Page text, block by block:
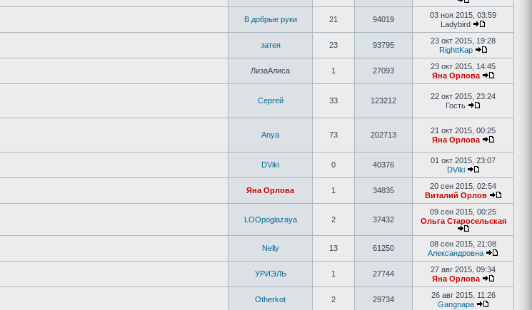
В добрые руки 21 94019
03 ноя 2015, 03:59
Ladybird
затея 23 93795
23 окт 2015, 19:28
RighttKap
ЛизаАлиса 1 27093
23 окт 2015, 14:45
Яна Орлова
Сергей 33 123212
22 окт 2015, 23:24
Гость
Anya 73 202713
21 окт 2015, 00:25
Яна Орлова
DViki 0 40376
01 окт 2015, 23:07
DViki
Яна Орлова 1 34835
20 сен 2015, 02:54
Виталий Орлов
LOOpoglazaya 2 37432
09 сен 2015, 00:25
Ольга Старосельская
Nelly 13 61250
08 сен 2015, 21:08
Александровна
УРИЭЛЬ 1 27744
27 авг 2015, 09:34
Яна Орлова
Otherkot 2 29734
26 авг 2015, 11:26
Gangnapa